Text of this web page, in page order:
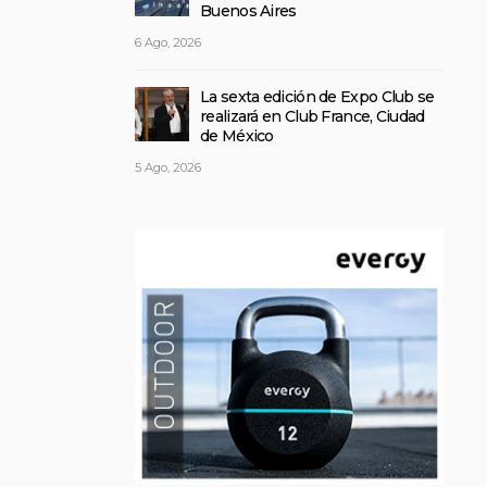
Buenos Aires
6 Ago, 2026
La sexta edición de Expo Club se
realizará en Club France, Ciudad
de México
5 Ago, 2026